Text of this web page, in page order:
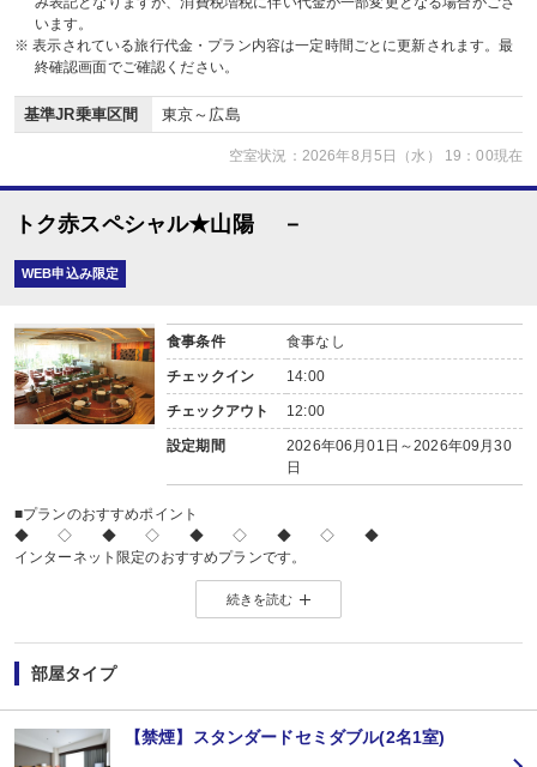
います。
※ 表示されている旅行代金・プラン内容は一定時間ごとに更新されます。最
終確認画面でご確認ください。
基準JR乗車区間 東京～広島
空室状況：2026年8月5日（水） 19：00現在
トク赤スペシャル★山陽 －
WEB申込み限定
食事条件 食事なし
チェックイン 14:00
チェックアウト 12:00
設定期間
2026年06月01日～2026年09月30
日
■プランのおすすめポイント
◆ ◇ ◆ ◇ ◆ ◇ ◆ ◇ ◆
インターネット限定のおすすめプランです。
※店頭・電話・メールでのお問合せや申込みは出来ません。
◆ ◇ ◆ ◇ ◆ ◇ ◆ ◇ ◆
続きを読む
部屋タイプ
【禁煙】スタンダードセミダブル(2名1室)